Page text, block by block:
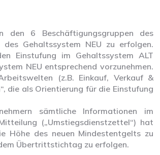
6 Beschäftigungsgruppen des
Gehaltssystem NEU zu erfolgen.
Einstufung im Gehaltssystem ALT
NEU entsprechend vorzunehmen.
(z.B. Einkauf, Verkauf &
die als Orientierung für die Einstufung
sämtliche Informationen im
(„Umstiegsdienstzettel“) hat
Höhe des neuen Mindestentgelts zu
Übertrittstichtag zu erfolgen.